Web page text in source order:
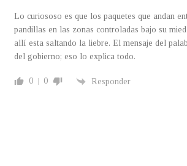
Lo curiososo es que los paquetes que andan
pandillas en las zonas controladas bajo su
allí esta saltando la liebre. El mensaje del
del gobierno; eso lo explica todo.
0 0 Responder